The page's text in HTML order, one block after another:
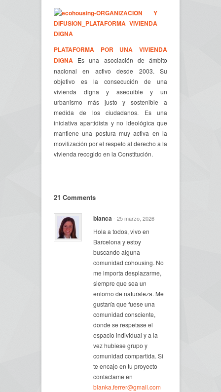
PLATAFORMA POR UNA VIVIENDA
DIGNA Es una asociación de ámbito
nacional en activo desde 2003. Su
objetivo es la consecución de una
vivienda digna y asequible y un
urbanismo más justo y sostenible a
medida de los ciudadanos. Es una
iniciativa apartidista y no ideológica que
mantiene una postura muy activa en la
movilización por el respeto al derecho a la
vivienda recogido en la Constitución.
21 Comments
blanca- 25 marzo, 2026
Hola a todos, vivo en
Barcelona y estoy
buscando alguna
comunidad cohousing. No
me importa desplazarme,
siempre que sea un
entorno de naturaleza. Me
gustaría que fuese una
comunidad consciente,
donde se respetase el
espacio individual y a la
vez hubiese grupo y
comunidad compartida. Si
te encajo en tu proyecto
contactame en
blanka.ferrer@gmail.com